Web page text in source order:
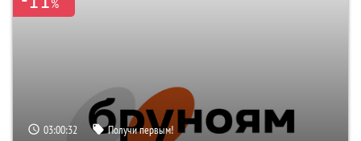
%
03:00:31 Получи первым!